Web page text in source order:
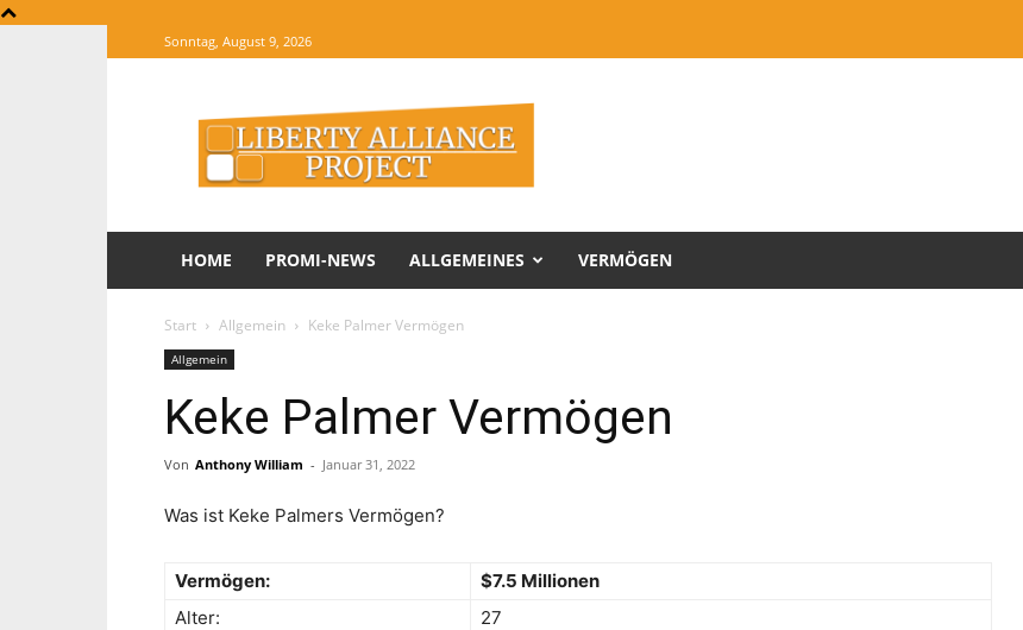
Sonntag, August 9, 2026
Website
of
Informations
HOME PROMI-NEWS ALLGEMEINES VERMÖGEN
Start Allgemein Keke Palmer Vermögen
Allgemein
Keke Palmer Vermögen
Von Anthony William - Januar 31, 2022
Was ist Keke Palmers Vermögen?
Vermögen:
$7.5 Millionen
Alter:
27